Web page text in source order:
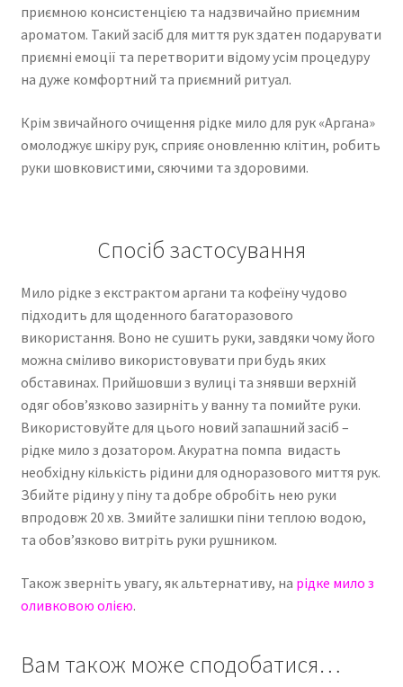
приємною консистенцією та надзвичайно приємним
ароматом. Такий засіб для миття рук здатен подарувати
приємні емоції та перетворити відому усім процедуру
на дуже комфортний та приємний ритуал.
Крім звичайного очищення рідке мило для рук «Аргана»
омолоджує шкіру рук, сприяє оновленню клітин, робить
руки шовковистими, сяючими та здоровими.
Спосіб застосування
Мило рідке з екстрактом аргани та кофеїну чудово
підходить для щоденного багаторазового
використання. Воно не сушить руки, завдяки чому його
можна сміливо використовувати при будь яких
обставинах. Прийшовши з вулиці та знявши верхній
одяг обов’язково зазирніть у ванну та помийте руки.
Використовуйте для цього новий запашний засіб –
рідке мило з дозатором. Акуратна помпа видасть
необхідну кількість рідини для одноразового миття рук.
Збийте рідину у піну та добре обробіть нею руки
впродовж 20 хв. Змийте залишки піни теплою водою,
та обов’язково витріть руки рушником.
Також зверніть увагу, як альтернативу, на рідке мило з
оливковою олією.
Вам також може сподобатися…